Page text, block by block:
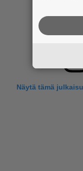
Näytä tämä